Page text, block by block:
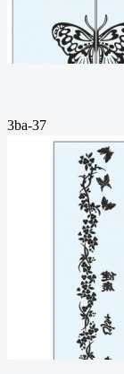
3ba-37
Пескоструйный
рисунокФормат:
руб.Метки: